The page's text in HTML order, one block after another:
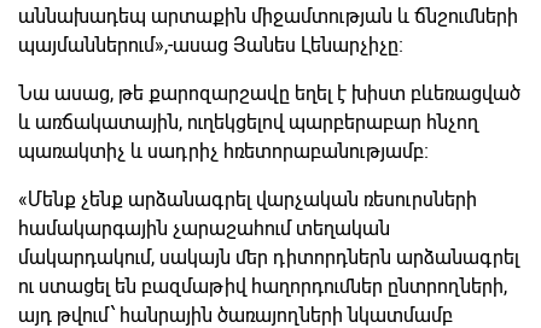
աննախադեպ արտաքին միջամտության և ճնշումների
պայմաններում»,-ասաց Յանես Լենարչիչը։
Նա ասաց, թե քարոզարշավը եղել է խիստ բևեռացված
և առճակատային, ուղեկցելով պարբերաբար հնչող
պառակտիչ և սադրիչ հռետորաբանությամբ։
«Մենք չենք արձանագրել վարչական ռեսուրսների
համակարգային չարաշահում տեղական
մակարդակում, սակայն մեր դիտորդներն արձանագրել
ու ստացել են բազմաթիվ հաղորդումներ ընտրողների,
այդ թվում՝ հանրային ծառայողների նկատմամբ